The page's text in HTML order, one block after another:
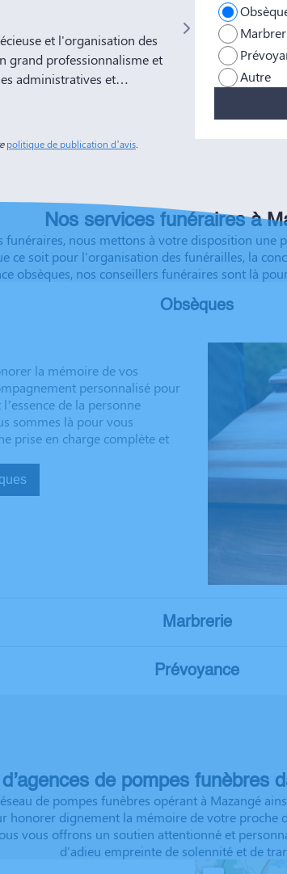
et l'organisation des
grand professionnalisme et
administratives et
à votre entreprise
tous nos amis et
comme Yves Marie et
Très bien était
politique de publication d’avis
Autre
Nos services funéraires à
funéraires, nous mettons à votre disposition
ce soit pour l'organisation des funérailles, la
obsèques, nos conseillers funéraires sont là
Obsèques
la mémoire de vos
personnalisé pour
de la personne
sommes là pour vous
prise en charge complète et
obsèques
Marbrerie
Prévoyance
de pompes funèbres
de pompes funèbres opérant à Mazangé
honorer dignement la mémoire de votre proche
vous offrons un soutien attentionné et
d'adieu empreinte de solennité et de